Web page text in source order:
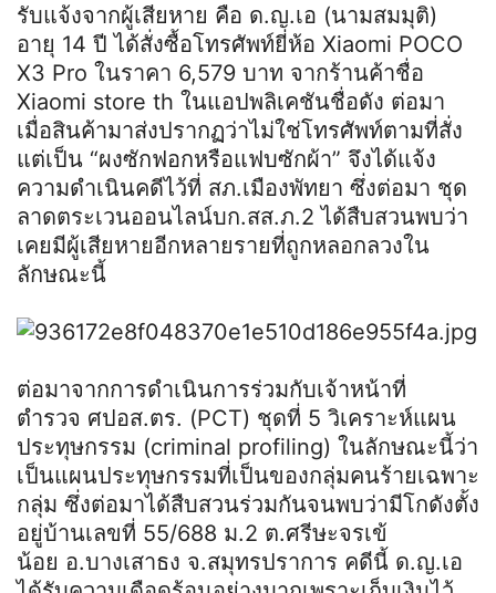
รับแจ้งจากผู้เสียหาย คือ ด.ญ.เอ (นามสมมุติ)
อายุ 14 ปี ได้สั่งซื้อโทรศัพท์ยี่ห้อ Xiaomi POCO
X3 Pro ในราคา 6,579 บาท จากร้านค้าชื่อ
Xiaomi store th ในแอปพลิเคชันชื่อดัง ต่อมา
เมื่อสินค้ามาส่งปรากฏว่าไม่ใช่โทรศัพท์ตามที่สั่ง
แต่เป็น “ผงซักฟอกหรือแฟบซักผ้า” จึงได้แจ้ง
ความดำเนินคดีไว้ที่ สภ.เมืองพัทยา ซึ่งต่อมา ชุด
ลาดตระเวนออนไลน์บก.สส.ภ.2 ได้สืบสวนพบว่า
เคยมีผู้เสียหายอีกหลายรายที่ถูกหลอกลวงใน
ลักษณะนี้
ต่อมาจากการดำเนินการร่วมกับเจ้าหน้าที่
ตำรวจ ศปอส.ตร. (PCT) ชุดที่ 5 วิเคราะห์แผน
ประทุษกรรม (criminal profiling) ในลักษณะนี้ว่า
เป็นแผนประทุษกรรมที่เป็นของกลุ่มคนร้ายเฉพาะ
กลุ่ม ซึ่งต่อมาได้สืบสวนร่วมกันจนพบว่ามีโกดังตั้ง
อยู่บ้านเลขที่ 55/688 ม.2 ต.ศรีษะจรเข้
น้อย อ.บางเสาธง จ.สมุทรปราการ คดีนี้ ด.ญ.เอ